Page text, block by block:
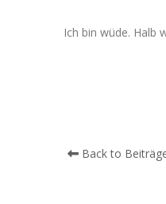
Ich bin wüde. Halb
Back to